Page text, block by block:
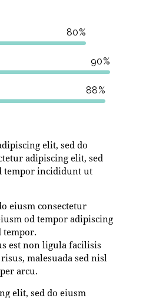
80%
90%
88%
elit, sed do
adipiscing elit, sed
tempor incididunt ut
eiusm consectetur
od tempor adipiscing
tempor.
est non ligula facilisis
malesuada sed nisl
arcu.
elit, sed do eiusm